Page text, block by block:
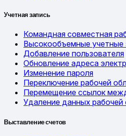
Учетная запись
Командная совместная
Высокообъемные учетные
Добавление пользователя
Обновление адреса
Изменение пароля
Переключение рабочей
Перемещение ссылок
Удаление данных рабочей
Выставление счетов